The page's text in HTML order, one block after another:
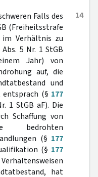
14
Falls des
(Freiheitsstrafe
Verhältnis zu
Abs. 5 Nr. 1 StGB
Jahr) von
auf, die
und
entsprach (§ 177
1 StGB aF). Die
Schaffung von
bedrohten
(§ 177
(§ 177
hat